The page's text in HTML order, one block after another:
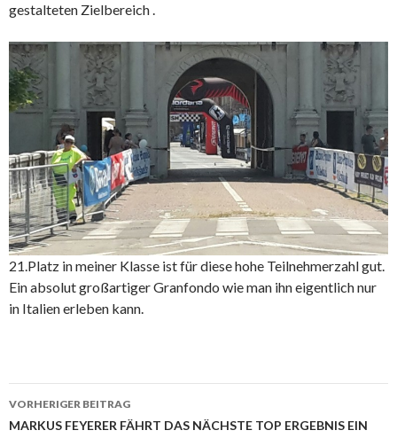
gestalteten Zielbereich .
21.Platz in meiner Klasse ist für diese hohe Teilnehmerzahl gut.
Ein absolut großartiger Granfondo wie man ihn eigentlich nur
in Italien erleben kann.
Beitrags-
VORHERIGER BEITRAG
MARKUS FEYERER FÄHRT DAS NÄCHSTE TOP ERGEBNIS EIN